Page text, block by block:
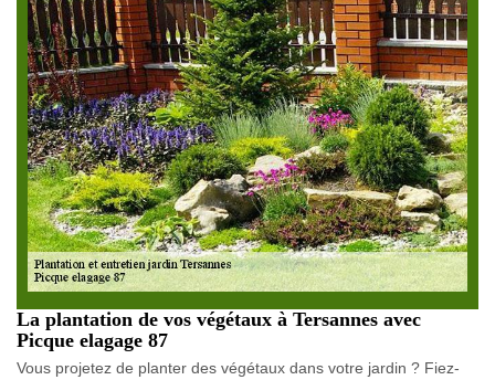
La plantation de vos végétaux à Tersannes avec
Picque elagage 87
Vous projetez de planter des végétaux dans votre jardin ? Fiez-